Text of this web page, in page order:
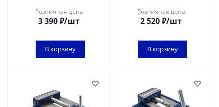
Розничная цена
3 390₽/шт
В корзину
Розничная цена
2 520₽/шт
В корзину